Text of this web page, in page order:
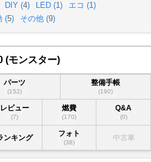
DIY (4) LED (1) エコ (1)
(5) その他 (9)
(モンスター)
パーツ
(152)
整備手帳
(190)
レビュー
(7)
燃費
(170)
Q&A
(0)
ンキング フォト
(38)
中古車